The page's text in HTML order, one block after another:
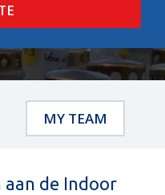
MY TEAM
aan de Indoor